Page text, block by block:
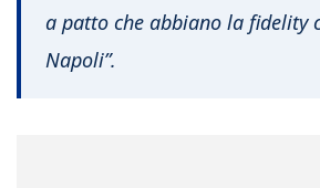
a patto che abbiano la fidelity
Napoli”.